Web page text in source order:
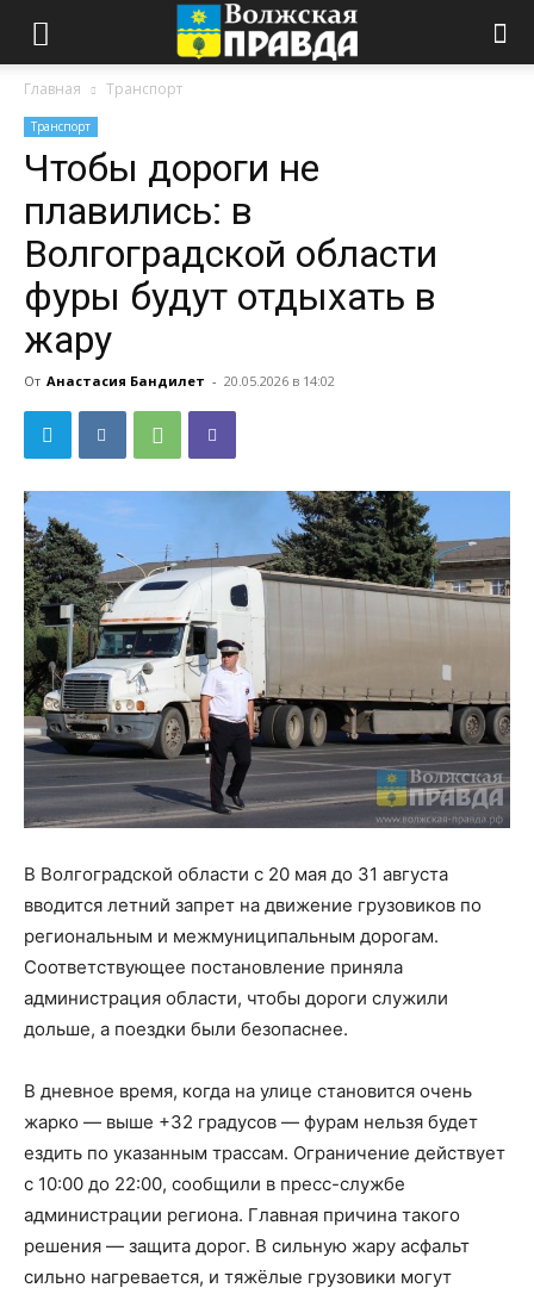
Главная Транспорт
Транспорт
Чтобы дороги не
плавились: в
Волгоградской области
фуры будут отдыхать в
жару
От Анастасия Бандилет - 20.05.2026 в 14:02
В Волгоградской области с 20 мая до 31 августа
вводится летний запрет на движение грузовиков по
региональным и межмуниципальным дорогам.
Соответствующее постановление приняла
администрация области, чтобы дороги служили
дольше, а поездки были безопаснее.
В дневное время, когда на улице становится очень
жарко — выше +32 градусов — фурам нельзя будет
ездить по указанным трассам. Ограничение действует
с 10:00 до 22:00, сообщили в пресс-службе
администрации региона. Главная причина такого
решения — защита дорог. В сильную жару асфальт
сильно нагревается, и тяжёлые грузовики могут